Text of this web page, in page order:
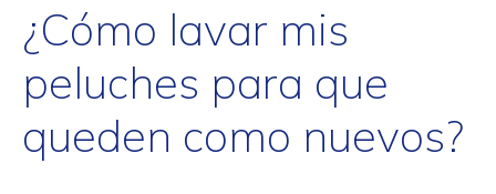
¿Cómo lavar mis
peluches para que
queden como nuevos?